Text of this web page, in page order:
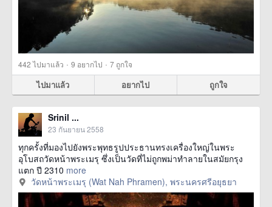
442ไปมาแล้ว · 9 อยากไป · 7 ถูกใจ
ไปมาแล้ว อยากไป ถูกใจ
Srinil ...
23 กันยายน 2558
ทุกครั้งที่มองไปยังพระพุทธรูปประธานทรงเครื่องใหญ่ในพระ
อุโบสถวัดหน้าพระเมรุ ซึ่งเป็นวัดที่ไม่ถูกพม่าทำลายในสมัยกรุง
แตก ปี 2310 more
วัดหน้าพระเมรุ (Wat Nah Phramen), พระนครศรีอยุธยา